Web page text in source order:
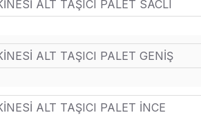
ALT TAŞICI PALET SACLI
ALT TAŞICI PALET GENİŞ
ALT TAŞICI PALET İNCE